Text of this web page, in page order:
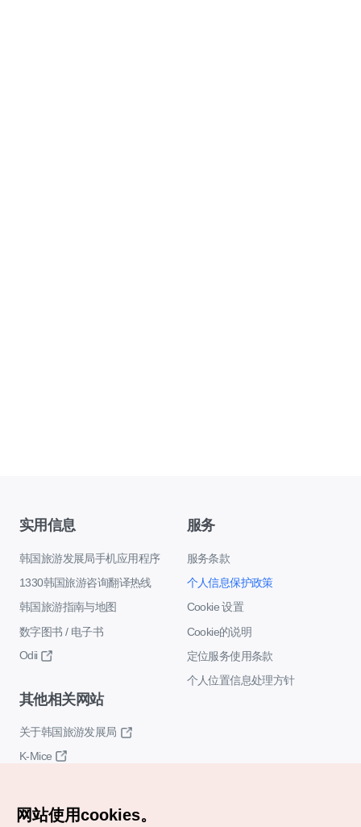
实用信息
韩国旅游发展局手机应用程序
1330韩国旅游咨询翻译热线
韩国旅游指南与地图
数字图书 / 电子书
Odii
服务
服务条款
个人信息保护政策
Cookie 设置
Cookie的说明
定位服务使用条款
个人位置信息处理方针
其他相关网站
关于韩国旅游发展局
K-Mice
网站使用cookies。